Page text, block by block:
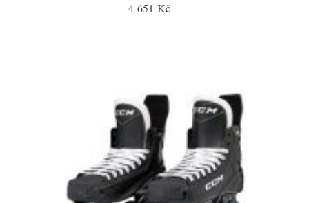
4 651 Kč